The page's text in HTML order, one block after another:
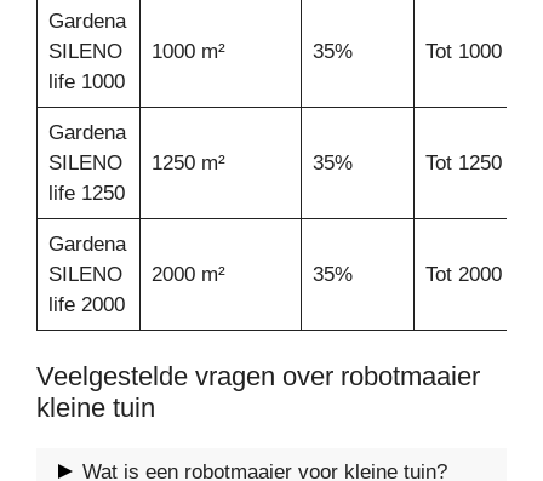
Gardena
SILENO
life 1000
1000 m² 35% Tot 1000 m²
Gardena
SILENO
life 1250
1250 m² 35% Tot 1250 m²
Gardena
SILENO
life 2000
2000 m² 35% Tot 2000 m²
Veelgestelde vragen over robotmaaier
kleine tuin
Wat is een robotmaaier voor kleine tuin?